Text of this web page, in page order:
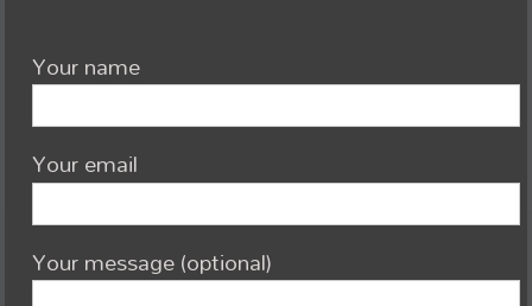
Your name
Your email
Your message (optional)